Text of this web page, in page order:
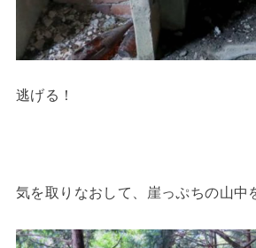
逃げる！
気を取りなおして、崖っぷちの山中